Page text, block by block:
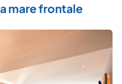
mare frontale